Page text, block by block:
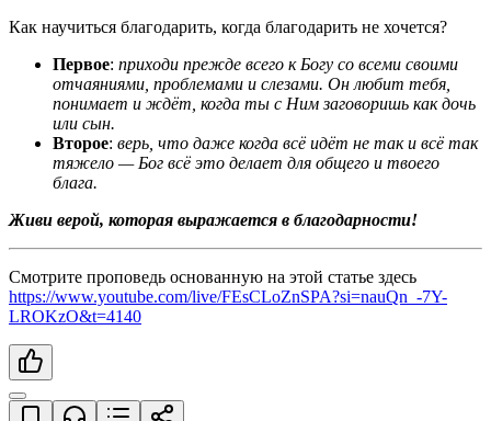
Как научиться благодарить, когда благодарить не хочется?
Первое: приходи прежде всего к Богу со всеми своими
отчаяниями, проблемами и слезами. Он любит тебя,
понимает и ждёт, когда ты с Ним заговоришь как дочь
или сын.
Второе: верь, что даже когда всё идёт не так и всё так
тяжело — Бог всё это делает для общего и твоего
блага.
Живи верой, которая выражается в благодарности!
https://www.youtube.com/live/FEsCLoZnSPA?si=nauQn_-7Y-
LROKzO&t=4140